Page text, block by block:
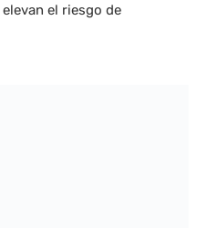
el riesgo de